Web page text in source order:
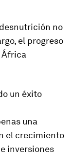
no
el progreso
África
un éxito
una
el crecimiento
inversiones